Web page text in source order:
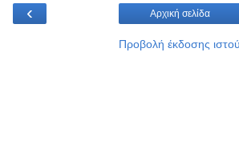
‹ Αρχική σελίδα
Προβολή έκδοσης ιστού